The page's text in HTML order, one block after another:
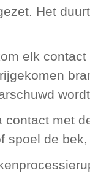
Het
elk
contact met
spoel de